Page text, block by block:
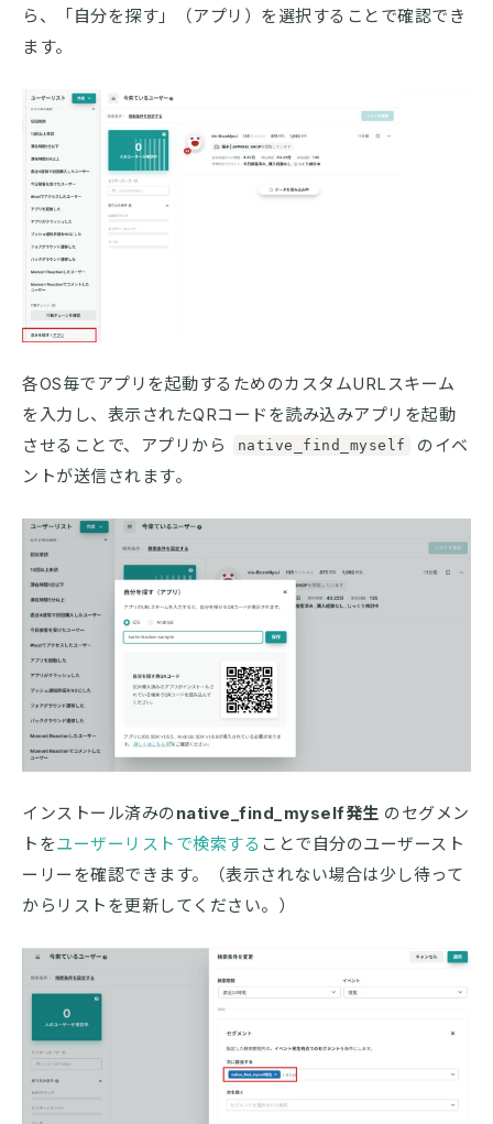
ら、「自分を探す」（アプリ）を選択することで確認でき
ます。
各OS毎でアプリを起動するためのカスタムURLスキーム
を入力し、表示されたQRコードを読み込みアプリを起動
させることで、アプリから
native_find_myself
のイベ
ントが送信されます。
インストール済みのnative_find_myself発生 のセグメン
トをユーザーリストで検索する ことで自分のユーザースト
ーリーを確認できます。（表示されない場合は少し待って
からリストを更新してください。）